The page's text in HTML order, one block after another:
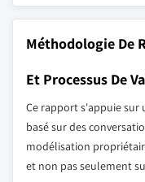
Méthodologie De
Et Processus De
Ce rapport s'appuie sur
basé sur des
modélisation
et non pas seulement